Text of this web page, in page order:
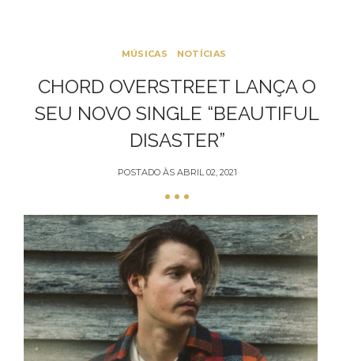
MÚSICAS NOTÍCIAS
CHORD OVERSTREET LANÇA O
SEU NOVO SINGLE “BEAUTIFUL
DISASTER”
POSTADO ÀS ABRIL 02, 2021